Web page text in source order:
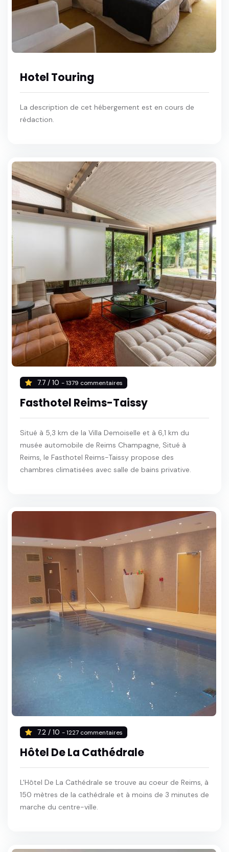
Hotel Touring
La description de cet hébergement est en cours de
rédaction.
7.7 / 10 - 1379 commentaires
Fasthotel Reims-Taissy
Situé à 5,3 km de la Villa Demoiselle et à 6,1 km du
musée automobile de Reims Champagne, Situé à
Reims, le Fasthotel Reims-Taissy propose des
chambres climatisées avec salle de bains privative.
7.2 / 10 - 1227 commentaires
Hôtel De La Cathédrale
L'Hôtel De La Cathédrale se trouve au coeur de Reims, à
150 mètres de la cathédrale et à moins de 3 minutes de
marche du centre-ville.